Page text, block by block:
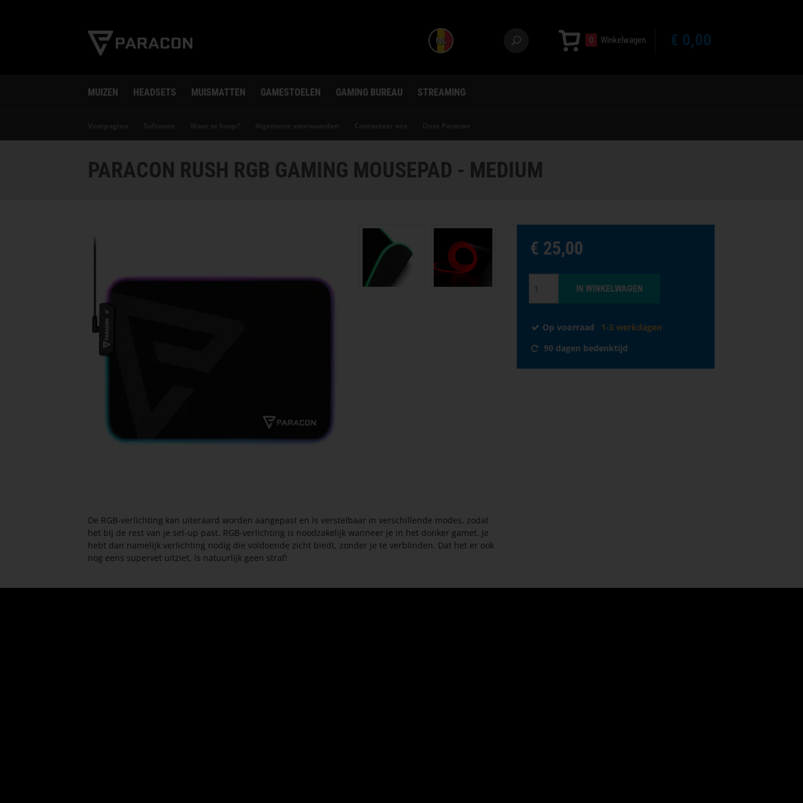
NL 0 Winkelwagen € 0,00
MUIZEN HEADSETS MUISMATTEN GAMESTOELEN GAMING BUREAU STREAMING
PARACON RUSH RGB GAMING MOUSEPAD - MEDIUM
De RGB-verlichting kan uiteraard worden aangepast en is verstelbaar in verschillende modes, zodat
het bij de rest van je set-up past. RGB-verlichting is noodzakelijk wanneer je in het donker gamet. Je
hebt dan namelijk verlichting nodig die voldoende zicht biedt, zonder je te verblinden. Dat het er ook
nog eens supervet uitziet, is natuurlijk geen straf!
€ 25,00
Op voorraad
1-3 werkdagen
90 dagen bedenktijd